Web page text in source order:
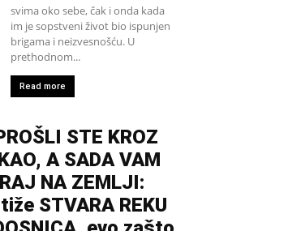
svima oko sebe, čak i onda kada
im je sopstveni život bio ispunjen
brigama i neizvesnošću. U
prethodnom...
Read more
STE KROZ
A SADA VAM
NA ZEMLJI:
STVARA REKU